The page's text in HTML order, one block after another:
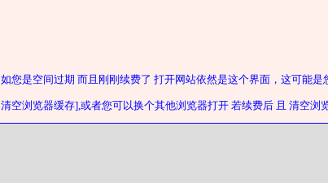
如您是空间过期 而且刚刚续费了 打开网站依然是这个界面，这可能
清空浏览器缓存],或者您可以换个其他浏览器打开 若续费后 且 清空